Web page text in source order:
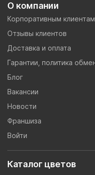
О компании
Корпоративным клиентам
Отзывы клиентов
Доставка и оплата
Гарантии, политика
Блог
Вакансии
Новости
Франшиза
Войти
Каталог цветов